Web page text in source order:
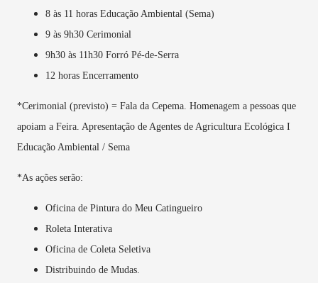
8 às 11 horas Educação Ambiental (Sema)
9 às 9h30 Cerimonial
9h30 às 11h30 Forró Pé-de-Serra
12 horas Encerramento
*Cerimonial (previsto) = Fala da Cepema. Homenagem a pessoas que
apoiam a Feira. Apresentação de Agentes de Agricultura Ecológica I
Educação Ambiental / Sema
*As ações serão:
Oficina de Pintura do Meu Catingueiro
Roleta Interativa
Oficina de Coleta Seletiva
Distribuindo de Mudas.